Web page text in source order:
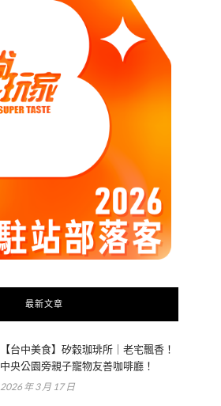
最新文章
【台中美食】矽穀珈琲所｜老宅飄香！
中央公園旁親子寵物友善咖啡廳！
2026 年 3 月 17 日